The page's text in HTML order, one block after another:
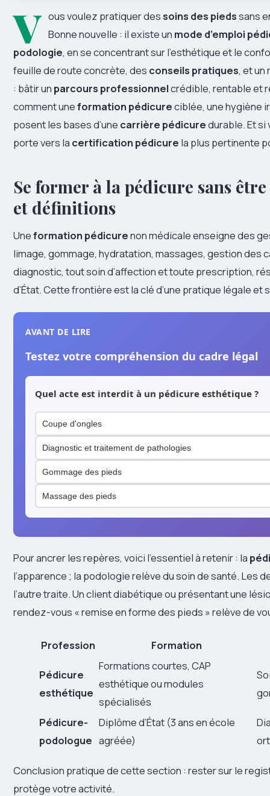
V ous voulez pratiquer dessoins des piedssans
Bonne nouvelle : il existe un mode d’emploi
podologie, en se concentrant sur l’esthétique et le
feuille de route concrète, des conseils pratiques, et un
: bâtir un parcours professionnelcrédible, rentable et
comment uneformation pédicureciblée, une hygiène
posent les bases d’une carrière pédicuredurable. Et si
porte vers la certification pédicure la plus pertinente
Se former à la pédicure sans
et définitions
Uneformation pédicurenon médicale enseigne des
limage, gommage, hydratation, massages, gestion
diagnostic, tout soin d’affection et toute prescription,
d’État. Cette frontière est la clé d’une pratique légale et
AVANT DE LIRE
Testez votre compréhension du cadre légal
Quel acte est interdit à un pédicure esthétique ?
Coupe d'ongles
Diagnostic et traitement de pathologies
Gommage des pieds
Massage des pieds
Pour ancrer les repères, voici l’essentiel à retenir : la
l’apparence ; la podologie relève du soin de santé. Les
l’autre traite. Un client diabétique ou présentant une
rendez-vous « remise en forme des pieds » relève de
Profession Formation
Pédicure
esthétique
Formations courtes, CAP
esthétique ou modules
spécialisés
Pédicure-
podologue
Diplôme d’État (3 ans en école
agréée)
Conclusion pratique de cette section : rester sur le
protège votre activité.